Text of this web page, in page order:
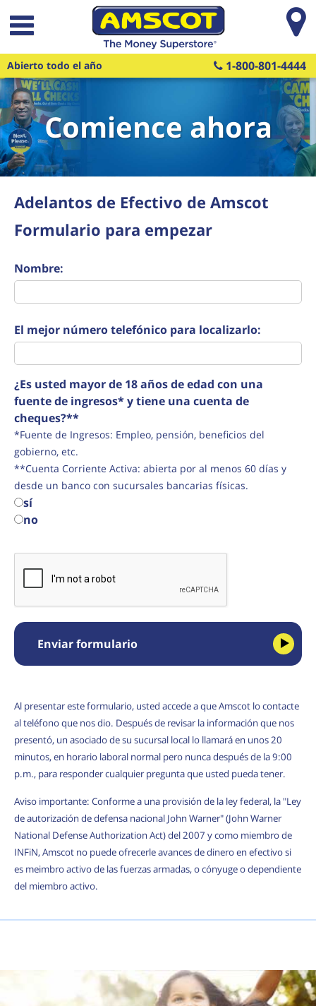
Saltar al contenido principal
Abierto todo el año 1-800-801-4444
Comience ahora
Adelantos de Efectivo de Amscot
Formulario para empezar
Nombre:
El mejor número telefónico para localizarlo:
¿Es usted mayor de 18 años de edad con una
fuente de ingresos* y tiene una cuenta de
cheques?**
*Fuente de Ingresos: Empleo, pensión, beneficios del
gobierno, etc.
**Cuenta Corriente Activa: abierta por al menos 60 días y
desde un banco con sucursales bancarias físicas.
sí
no
Enviar formulario
Al presentar este formulario, usted accede a que Amscot lo contacte
al teléfono que nos dio. Después de revisar la información que nos
presentó, un asociado de su sucursal local lo llamará en unos 20
minutos, en horario laboral normal pero nunca después de la 9:00
p.m., para responder cualquier pregunta que usted pueda tener.
Aviso importante: Conforme a una provisión de la ley federal, la "Ley
de autorización de defensa nacional John Warner" (John Warner
National Defense Authorization Act) del 2007 y como miembro de
INFiN, Amscot no puede ofrecerle avances de dinero en efectivo si
es meimbro activo de las fuerzas armadas, o cónyuge o dependiente
del miembro activo.